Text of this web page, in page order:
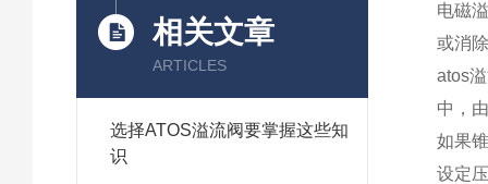
相关文章
ARTICLES
选择ATOS溢流阀要掌握这些知
识
电磁
或消
atos
中，
如果
设定